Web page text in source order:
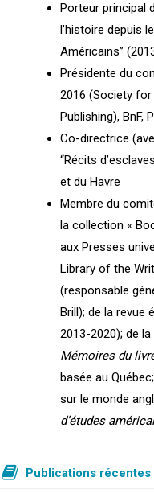
Porteur principal
l’histoire depuis
Américains”
Présidente du
2016 (Society
Publishing), BnF,
Co-directrice
“Récits
et du Havre
Membre du
la collection «
aux Presses
Library of the
(responsable
Brill); de la revue
2013-2020); de
Mémoires du
basée au Québec;
sur le monde
d’études
Publications récentes